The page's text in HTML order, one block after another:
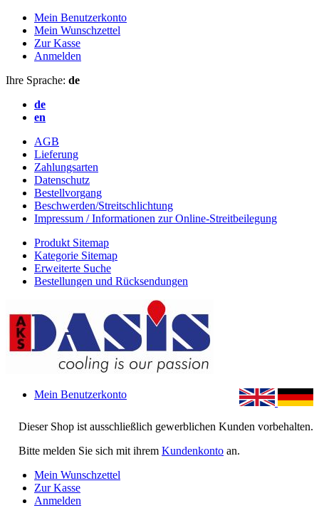
Mein Benutzerkonto
Mein Wunschzettel
Zur Kasse
Anmelden
Ihre Sprache: de
de
en
AGB
Lieferung
Zahlungsarten
Datenschutz
Bestellvorgang
Beschwerden/Streitschlichtung
Impressum / Informationen zur Online-Streitbeilegung
Produkt Sitemap
Kategorie Sitemap
Erweiterte Suche
Bestellungen und Rücksendungen
Dieser Shop ist ausschließlich gewerblichen Kunden vorbehalten.
Bitte melden Sie sich mit ihrem Kundenkonto an.
Mein Benutzerkonto
Mein Wunschzettel
Zur Kasse
Anmelden